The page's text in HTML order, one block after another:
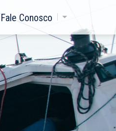
Fale Conosco